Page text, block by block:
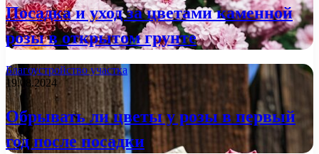
Посадка и уход за цветами каменной
розы в открытом грунте
Благоустройство участка
19.08.2024
Обрывать ли цветы у розы в первый
год после посадки